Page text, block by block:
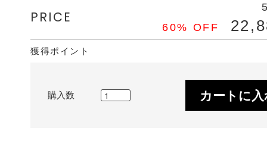
PRICE
60% OFF
獲得ポイント
購入数 カートに